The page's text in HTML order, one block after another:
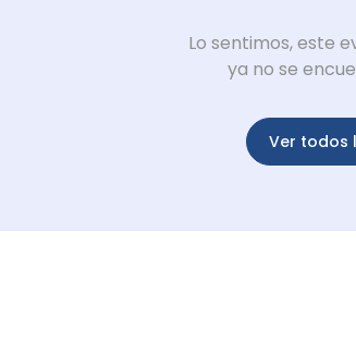
Lo sentimos, este
ya no se
Ver todos